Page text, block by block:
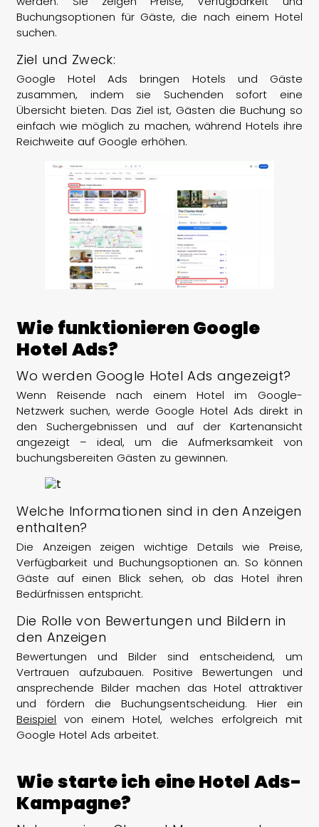
Buchungsoptionen für Gäste, die nach einem Hotel
suchen.
Ziel und Zweck:
Google Hotel Ads bringen Hotels und Gäste
zusammen, indem sie Suchenden sofort eine
Übersicht bieten. Das Ziel ist, Gästen die Buchung so
einfach wie möglich zu machen, während Hotels ihre
Reichweite auf Google erhöhen.
Wie funktionieren Google
Hotel Ads?
Wo werden Google Hotel Ads angezeigt?
Wenn Reisende nach einem Hotel im Google-
Netzwerk suchen, werde Google Hotel Ads direkt in
den Suchergebnissen und auf der Kartenansicht
angezeigt – ideal, um die Aufmerksamkeit von
buchungsbereiten Gästen zu gewinnen.
Welche Informationen sind in den Anzeigen
enthalten?
Die Anzeigen zeigen wichtige Details wie Preise,
Verfügbarkeit und Buchungsoptionen an. So können
Gäste auf einen Blick sehen, ob das Hotel ihren
Bedürfnissen entspricht.
Die Rolle von Bewertungen und Bildern in
den Anzeigen
Bewertungen und Bilder sind entscheidend, um
Vertrauen aufzubauen. Positive Bewertungen und
ansprechende Bilder machen das Hotel attraktiver
und fördern die Buchungsentscheidung. Hier ein
Beispiel von einem Hotel, welches erfolgreich mit
Google Hotel Ads arbeitet.
Wie starte ich eine Hotel Ads-
Kampagne?